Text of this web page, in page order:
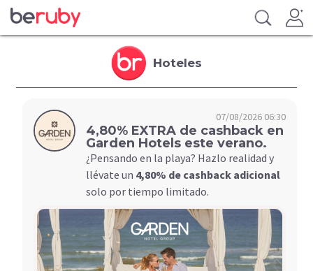
Hoteles
07/08/2026 06:30
4,80% EXTRA de cashback en
Garden Hotels este verano.
¿Pensando en la playa? Hazlo realidad y
llévate un 4,80% de cashback adicional
solo por tiempo limitado.